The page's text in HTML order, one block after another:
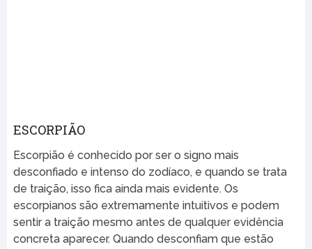
ESCORPIÃO
Escorpião é conhecido por ser o signo mais
desconfiado e intenso do zodíaco, e quando se trata
de traição, isso fica ainda mais evidente. Os
escorpianos são extremamente intuitivos e podem
sentir a traição mesmo antes de qualquer evidência
concreta aparecer. Quando desconfiam que estão